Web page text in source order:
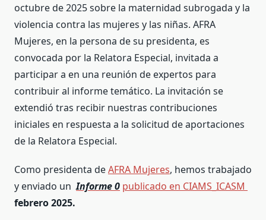
octubre de 2025 sobre la maternidad subrogada y la
violencia contra las mujeres y las niñas. AFRA
Mujeres, en la persona de su presidenta, es
convocada por la Relatora Especial, invitada a
participar a en una reunión de expertos para
contribuir al informe temático. La invitación se
extendió tras recibir nuestras contribuciones
iniciales en respuesta a la solicitud de aportaciones
de la Relatora Especial.
Como presidenta deAFRA Mujeres, hemos trabajado
y enviado unInforme 0 publicado en CIAMS_ICASM
febrero 2025.